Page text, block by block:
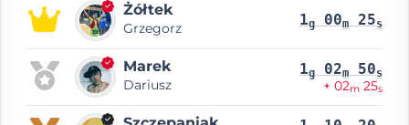
Żółtek
Grzegorz 1g 00m 25s
Marek
Dariusz
1g 02m 50s
+ 02m 25s